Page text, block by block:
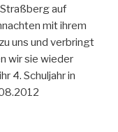
auf
mit ihrem
uns und verbringt
wir sie wieder
4. Schuljahr in